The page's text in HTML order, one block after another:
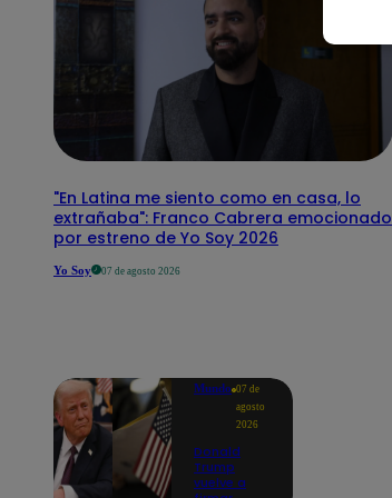
"En Latina me siento como en casa, lo
extrañaba": Franco Cabrera emocionado
por estreno de Yo Soy 2026
Yo Soy 07 de agosto 2026
Mundo 07 de
agosto
2026
Donald
Trump
vuelve a